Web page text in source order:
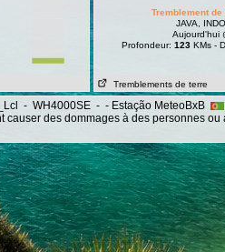
Tremblement
JAVA,
Aujourd'hui
Profondeur: 123KMs -
Tremblements de terre
- WH4000SE - - Estação MeteoBxB
des dommages à des personnes